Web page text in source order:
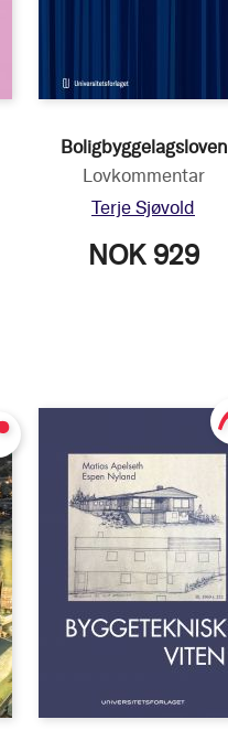
Boligbyggelagsloven
Lovkommentar
Terje Sjøvold
NOK 929